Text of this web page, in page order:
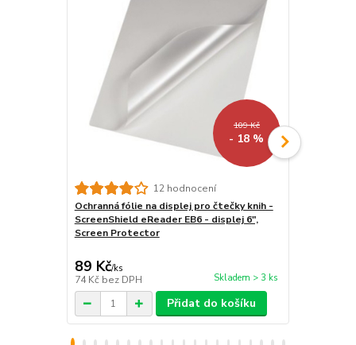
109 Kč
- 18 %
12 hodnocení
Ochranná fólie na displej pro čtečky knih -
ScreenShield eReader EB6 - displej 6",
Screen Protector
89 Kč/ks
74 Kč bez DPH Skladem > 3 ks
Přidat do košíku